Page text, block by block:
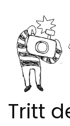
Tritt